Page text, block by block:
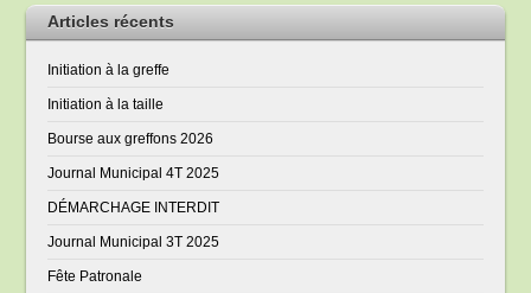
Articles récents
Initiation à la greffe
Initiation à la taille
Bourse aux greffons 2026
Journal Municipal 4T 2025
DÉMARCHAGE INTERDIT
Journal Municipal 3T 2025
Fête Patronale